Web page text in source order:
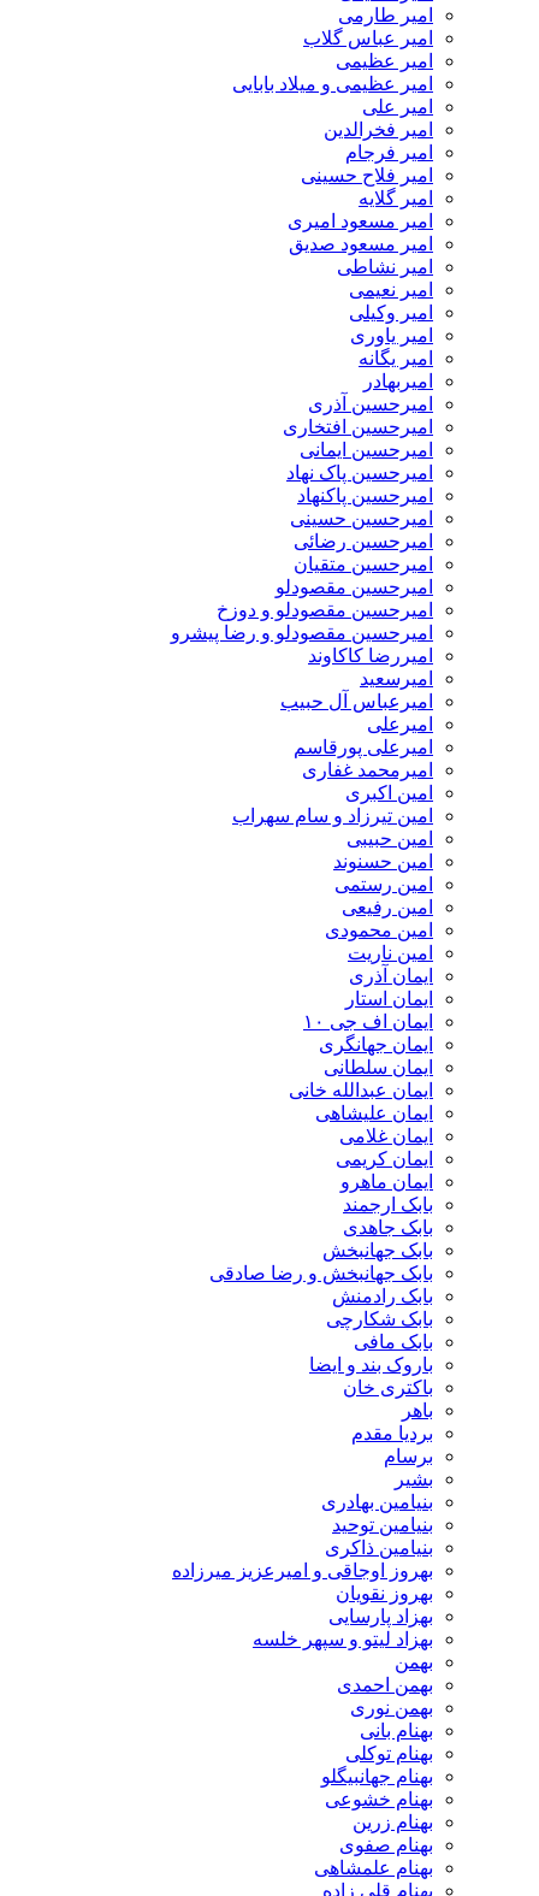
امیر طارمی
امیر عباس گلاب
امیر عظیمی
امیر عظیمی و میلاد بابایی
امیر علی
امیر فخرالدین
امیر فرجام
امیر فلاح حسینی
امیر گلایه
امیر مسعود امیری
امیر مسعود صدیق
امیر نشاطی
امیر نعیمی
امیر وکیلی
امیر یاوری
امیر یگانه
امیربهادر
امیرحسین آذری
امیرحسین افتخاری
امیرحسین ایمانی
امیرحسین پاک نهاد
امیرحسین پاکنهاد
امیرحسین حسینی
امیرحسین رضائی
امیرحسین متقیان
امیرحسین مقصودلو
امیرحسین مقصودلو و دوزخ
امیرحسین مقصودلو و رضا پیشرو
امیررضا کاکاوند
امیرسعید
امیرعباس آل حبیب
امیرعلی
امیرعلی پورقاسم
امیرمحمد غفاری
امین اکبری
امین تیرزاد و سام سهراب
امین حبیبی
امین حسنوند
امین رستمی
امین رفیعی
امین محمودی
امین ناریت
ایمان آذری
ایمان استار
ایمان اف جی ۱۰
ایمان جهانگری
ایمان سلطانی
ایمان عبدالله خانی
ایمان علیشاهی
ایمان غلامی
ایمان کریمی
ایمان ماهرو
بابک ارجمند
بابک جاهدی
بابک جهانبخش
بابک جهانبخش و رضا صادقی
بابک رادمنش
بابک شکارچی
بابک مافی
باروک بند و ایضا
باکتری خان
باهر
بردیا مقدم
برسام
بشیر
بنیامین بهادری
بنیامین توحید
بنیامین ذاکری
بهروز اوجاقی و امیرعزیز میرزاده
بهروز نقویان
بهزاد پارسایی
بهزاد لیتو و سپهر خلسه
بهمن
بهمن احمدی
بهمن نوری
بهنام بانی
بهنام توکلی
بهنام جهانبیگلو
بهنام خشوعی
بهنام زرین
بهنام صفوی
بهنام علمشاهی
بهنام قلی زاده